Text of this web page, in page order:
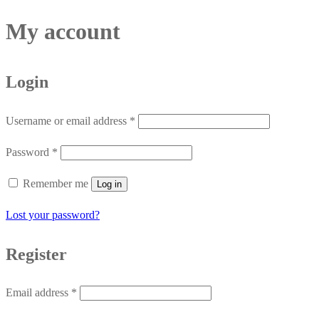
My account
Login
Username or email address *
Password *
Remember me Log in
Lost your password?
Register
Email address *